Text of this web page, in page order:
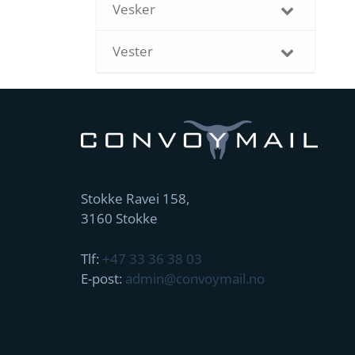
Vesker
Vester
Stokke Ravei 158,
3160 Stokke
Tlf: +47 33 36 38 03
E-post: admin@convoymail.no